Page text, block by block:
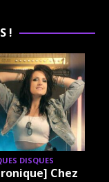
!
DISQUES
Chez